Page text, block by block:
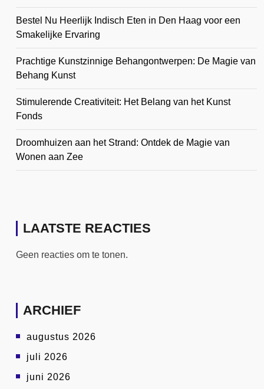
Bestel Nu Heerlijk Indisch Eten in Den Haag voor een
Smakelijke Ervaring
Prachtige Kunstzinnige Behangontwerpen: De Magie van
Behang Kunst
Stimulerende Creativiteit: Het Belang van het Kunst
Fonds
Droomhuizen aan het Strand: Ontdek de Magie van
Wonen aan Zee
LAATSTE REACTIES
Geen reacties om te tonen.
ARCHIEF
augustus 2026
juli 2026
juni 2026